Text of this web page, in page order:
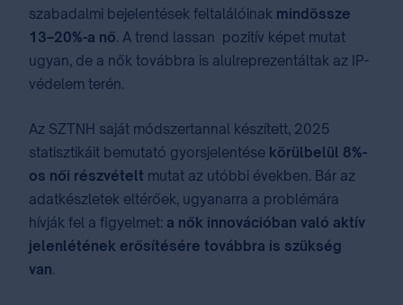
szabadalmi bejelentések feltalálóinak mindössze
13–20%-a nő. A trend lassan​ ​ pozitív képet mutat
ugyan​, de a nők továbbra is alulreprezentáltak az IP-
védelem terén.
Az SZTNH saját módszertannal készített, 2025
statisztikáit bemutató gyorsjelentése körülbelül 8%-
os ​női részvételt mutat az utóbbi években. Bár az
adatkészletek eltérőek, ugyanarra a problémára
hívják fel a figyelmet: a nők innovációban való aktív
jelenlétének erősítésére továbbra is szükség
van.